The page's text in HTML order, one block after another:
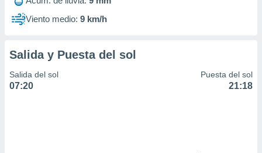
Viento medio: 9 km/h
Salida y Puesta del sol
Salida del sol
07:20
Puesta del sol
21:18